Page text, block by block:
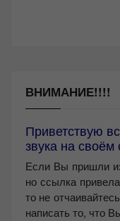
ВНИМАНИЕ!!!!
Приветствую
звука на своём
Если Вы пришли
но ссылка
то не
написать то, что